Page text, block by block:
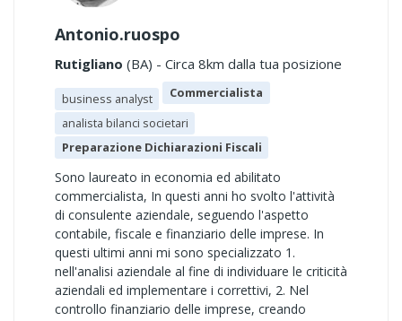
Antonio.ruospo
Rutigliano (BA) - Circa 8km dalla tua posizione
business analyst
Commercialista
analista bilanci societari
Preparazione Dichiarazioni Fiscali
Sono laureato in economia ed abilitato
commercialista, In questi anni ho svolto l'attività
di consulente aziendale, seguendo l'aspetto
contabile, fiscale e finanziario delle imprese. In
questi ultimi anni mi sono specializzato 1.
nell'analisi aziendale al fine di individuare le criticità
aziendali ed implementare i correttivi, 2. Nel
controllo finanziario delle imprese, creando